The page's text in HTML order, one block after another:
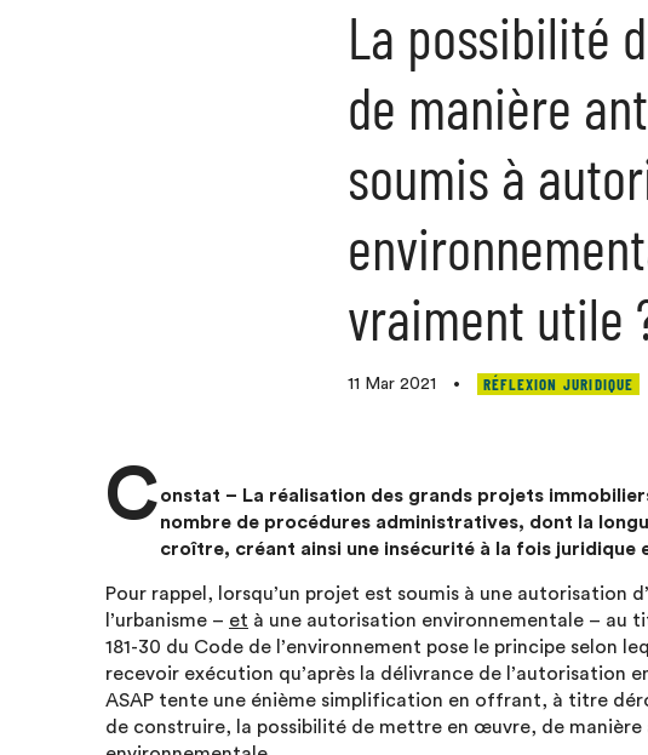
La possibilité
de manière
soumis à
vraiment utile
11 Mar 2021 • RÉFLEXION JURIDIQUE
Constat – La réalisation des grands projets
nombre de procédures administratives, dont la
croître, créant ainsi une insécurité à la fois juridique
Pour rappel, lorsqu’un projet est soumis à une autorisation
l’urbanisme – et à une autorisation environnementale – au
181-30 du Code de l’environnement pose le principe selon
recevoir exécution qu’après la délivrance de l’autorisation
ASAP tente une énième simplification en offrant, à titre
de construire, la possibilité de mettre en œuvre, de